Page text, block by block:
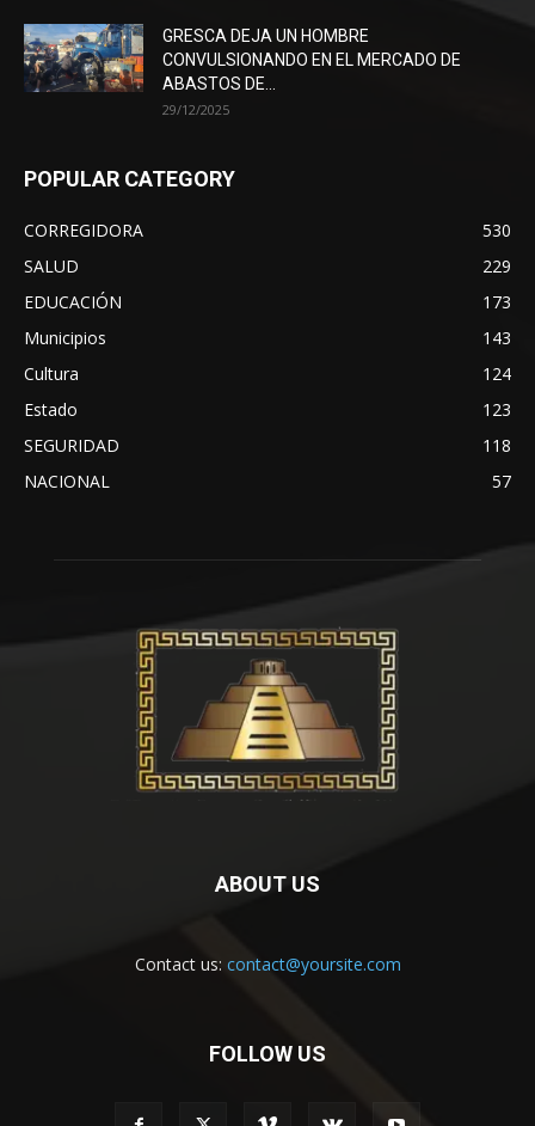
GRESCA DEJA UN HOMBRE
CONVULSIONANDO EN EL MERCADO DE
ABASTOS DE...
29/12/2025
POPULAR CATEGORY
CORREGIDORA
530
SALUD
229
EDUCACIÓN
173
Municipios
143
Cultura
124
Estado
123
SEGURIDAD
118
NACIONAL
57
ABOUT US
Contact us: contact@yoursite.com
FOLLOW US